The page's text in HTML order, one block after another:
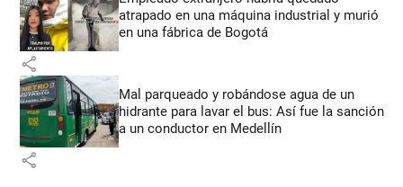
atrapado en una máquina industrial y murió
en una fábrica de Bogotá
share
Mal parqueado y robándose agua de un
hidrante para lavar el bus: Así fue la sanción
a un conductor en Medellín
share